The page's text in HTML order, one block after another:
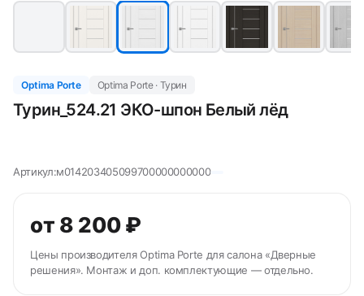
Optima Porte Optima Porte · Турин
Турин_524.21 ЭКО-шпон Белый лёд
Артикул:м014203405099700000000000
от 8 200 ₽
Цены производителя Optima Porte для салона «Дверные
решения». Монтаж и доп. комплектующие — отдельно.